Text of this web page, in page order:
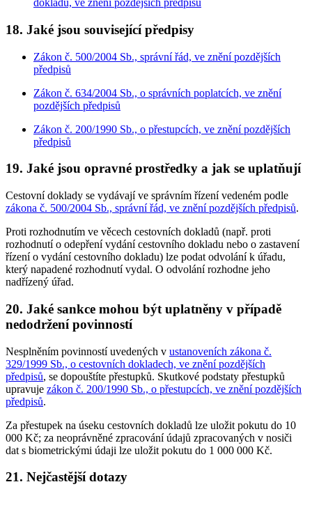
dokladu, ve znění pozdějších předpisů
18. Jaké jsou související předpisy
Zákon č. 500/2004 Sb., správní řád, ve znění pozdějších
předpisů
Zákon č. 634/2004 Sb., o správních poplatcích, ve znění
pozdějších předpisů
Zákon č. 200/1990 Sb., o přestupcích, ve znění pozdějších
předpisů
19. Jaké jsou opravné prostředky a jak se uplatňují
Cestovní doklady se vydávají ve správním řízení vedeném podle
zákona č. 500/2004 Sb., správní řád, ve znění pozdějších předpisů.
Proti rozhodnutím ve věcech cestovních dokladů (např. proti
rozhodnutí o odepření vydání cestovního dokladu nebo o zastavení
řízení o vydání cestovního dokladu) lze podat odvolání k úřadu,
který napadené rozhodnutí vydal. O odvolání rozhodne jeho
nadřízený úřad.
20. Jaké sankce mohou být uplatněny v případě
nedodržení povinností
Nesplněním povinností uvedených v ustanoveních zákona č.
329/1999 Sb., o cestovních dokladech, ve znění pozdějších
předpisů, se dopouštíte přestupků. Skutkové podstaty přestupků
upravuje zákon č. 200/1990 Sb., o přestupcích, ve znění pozdějších
předpisů.
Za přestupek na úseku cestovních dokladů lze uložit pokutu do 10
000 Kč; za neoprávněné zpracování údajů zpracovaných v nosiči
dat s biometrickými údaji lze uložit pokutu do 1 000 000 Kč.
21. Nejčastější dotazy